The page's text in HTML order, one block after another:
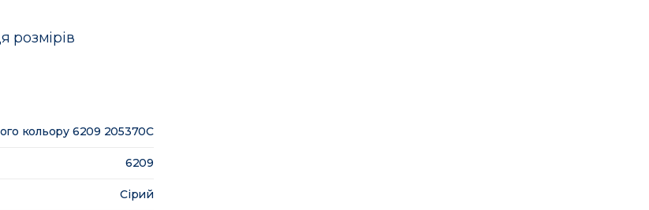
розмірів
кольору 6209 205370C
6209
Сірий